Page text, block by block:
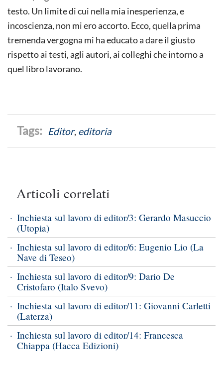
testo. Un limite di cui nella mia inesperienza, e
incoscienza, non mi ero accorto. Ecco, quella prima
tremenda vergogna mi ha educato a dare il giusto
rispetto ai testi, agli autori, ai colleghi che intorno a
quel libro lavorano.
Editor, editoria
Articoli correlati
Inchiesta sul lavoro di editor/3: Gerardo Masuccio
(Utopia)
Inchiesta sul lavoro di editor/6: Eugenio Lio (La
Nave di Teseo)
Inchiesta sul lavoro di editor/9: Dario De
Cristofaro (Italo Svevo)
Inchiesta sul lavoro di editor/11: Giovanni Carletti
(Laterza)
Inchiesta sul lavoro di editor/14: Francesca
Chiappa (Hacca Edizioni)